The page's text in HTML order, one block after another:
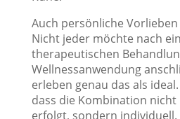
Auch persönliche
Nicht jeder möchte nach
therapeutischen
Wellnessanwendung
erleben genau das als
dass die Kombination nicht
erfolgt, sondern individuell.